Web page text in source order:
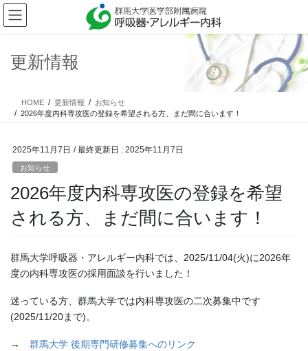
コ
ン
ナ
ビ
更新情報
HOME 更新情報
お知らせ
2026年度内科専攻医の登録を希望される方、まだ間に合います！
2025年11月7日 / 最終更新日 : 2025年11月7日
お知らせ
2026年度内科専攻医の登録を希望
される方、まだ間に合います！
群馬大学呼吸器・アレルギー内科では、2025/11/04(火)に2026年
度の内科専攻医の採用面談を行いました！
迷っている方、群馬大学では内科専攻医の二次募集中です
(2025/11/20まで)。
→ 群馬大学 後期専門研修募集へのリンク